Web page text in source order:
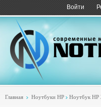
Войти
Главная Ноутбуки HP Ноутбук HP